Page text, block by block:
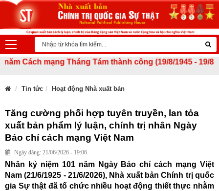
Tháng Tám thành công (19/8/1945 - 19/8/2026) và
Tin tức Hoạt động Nhà xuất bản
Tăng cường phối hợp tuyên truyền, lan tỏa
xuất bản phẩm lý luận, chính trị nhân Ngày
Báo chí cách mạng Việt Nam
Ngày đăng: 21/06/2026 - 19:06
Nhân kỷ niệm 101 năm Ngày Báo chí cách mạng Việt
Nam (21/6/1925 - 21/6/2026), Nhà xuất bản Chính trị quốc
gia Sự thật đã tổ chức nhiều hoạt động thiết thực nhằm